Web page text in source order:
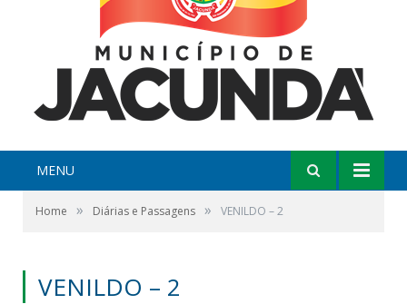
MENU
Home » Diárias e Passagens » VENILDO – 2
VENILDO – 2